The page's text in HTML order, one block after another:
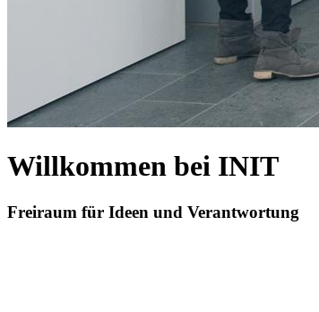
Willkommen bei INIT
Freiraum für Ideen und Verantwortung